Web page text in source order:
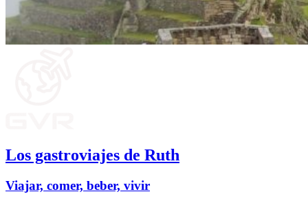
Los gastroviajes de Ruth
Viajar, comer, beber, vivir